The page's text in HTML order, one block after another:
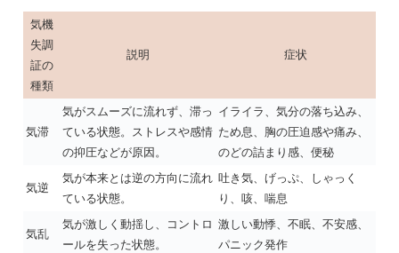
気機
失調
証の
種類
説明 症状
気滞
気がスムーズに流れず、滞っ
ている状態。ストレスや感情
の抑圧などが原因。
イライラ、気分の落ち込み、
ため息、胸の圧迫感や痛み、
のどの詰まり感、便秘
気逆
気が本来とは逆の方向に流れ
ている状態。
吐き気、げっぷ、しゃっく
り、咳、喘息
気乱
気が激しく動揺し、コントロ
ールを失った状態。
激しい動悸、不眠、不安感、
パニック発作